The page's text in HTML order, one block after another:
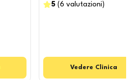
5 (6 valutazioni )
Vedere Clinica